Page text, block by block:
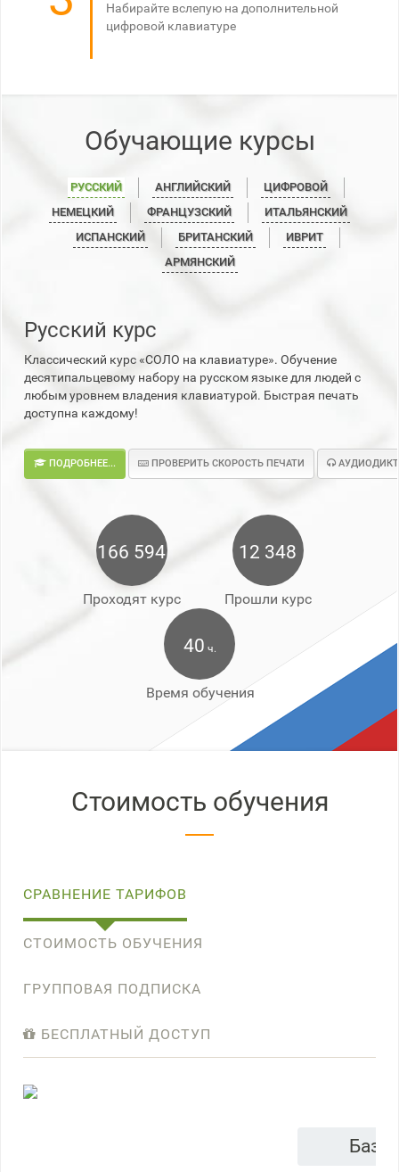
Набирайте вслепую на дополнительной
цифровой клавиатуре
Обучающие курсы
РУССКИЙ АНГЛИЙСКИЙ
ЦИФРОВОЙ
НЕМЕЦКИЙ
ФРАНЦУЗСКИЙ
ИТАЛЬЯНСКИЙ
ИСПАНСКИЙ
БРИТАНСКИЙ
ИВРИТ
АРМЯНСКИЙ
Русский курс
Классический курс «СОЛО на клавиатуре». Обучение
десятипальцевому набору на русском языке для людей с
любым уровнем владения клавиатурой. Быстрая печать
доступна каждому!
ПОДРОБНЕЕ... ПРОВЕРИТЬ СКОРОСТЬ ПЕЧАТИ
166 594
Проходят курс
12 348
Прошли курс
40 ч.
Время обучения
Стоимость обучения
СРАВНЕНИЕ ТАРИФОВ
СТОИМОСТЬ ОБУЧЕНИЯ
ГРУППОВАЯ ПОДПИСКА
БЕСПЛАТНЫЙ ДОСТУП